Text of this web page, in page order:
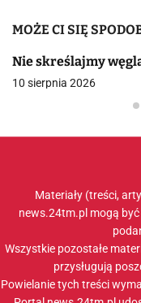
MOŻE CI SIĘ
Nie skreślajmy
10 sierpnia 2026
Materiały (treści,
news.24tm.pl mogą
Wszystkie pozostałe
przysługują
Powielanie tych treści